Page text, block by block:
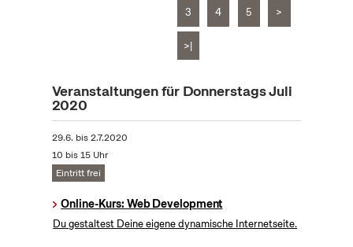
3 4 5 >
>|
Veranstaltungen für Donnerstags Juli
2020
29.6. bis2.7.2020
10 bis 15 Uhr
Eintritt frei
Online-Kurs: Web Development
Du gestaltest Deine eigene dynamische Internetseite.